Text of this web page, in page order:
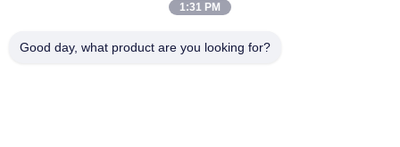
που καλύπτει με χειροκίνητο ή ηλεκτρικό εξαερισμό
1:31 PM
Good day, what product are you looking for?